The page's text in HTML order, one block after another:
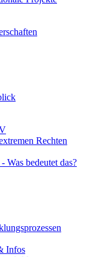
Rechten
Was bedeutet das?
Infos